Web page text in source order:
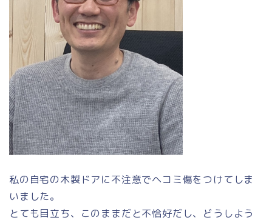
私の自宅の木製ドアに不注意でヘコミ傷をつけてしま
いました。
とても目立ち、このままだと不恰好だし、どうしよう